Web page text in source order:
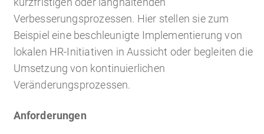
Verbesserungsprozessen. Hier stellen sie zum
Beispiel eine beschleunigte Implementierung von
lokalen HR-Initiativen in Aussicht oder begleiten die
Umsetzung von kontinuierlichen
Veränderungsprozessen.
Anforderungen